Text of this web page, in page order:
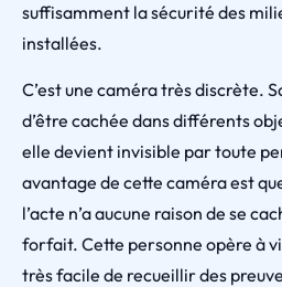
suffisamment la sécurité des
installées.
C’est une caméra très discrète.
d’être cachée dans différents
elle devient invisible par toute
avantage de cette caméra est
l’acte n’a aucune raison de se
forfait. Cette personne opère à
très facile de recueillir des